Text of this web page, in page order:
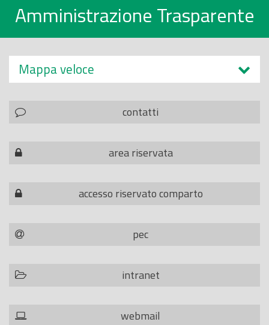
Amministrazione Trasparente
Mappa veloce
contatti
area riservata
accesso riservato comparto
pec
intranet
webmail